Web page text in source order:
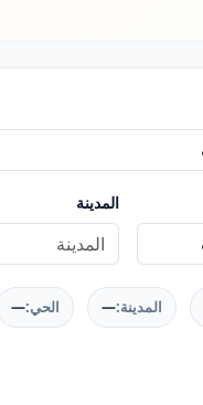
المدينة
المدينة:— الحي:—